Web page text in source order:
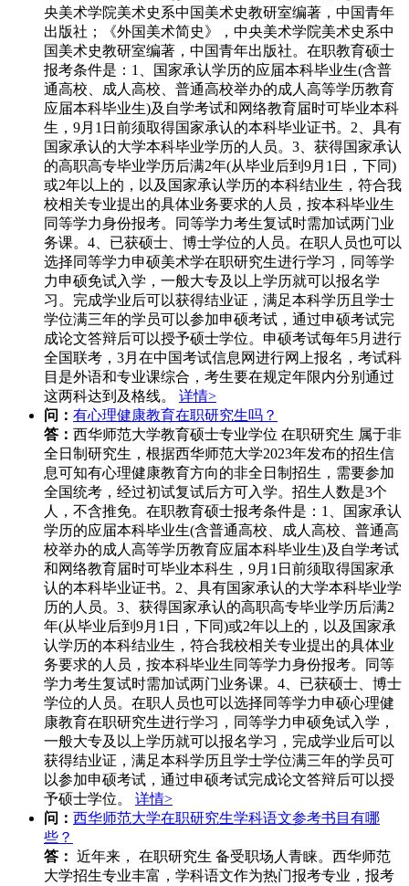
央美术学院美术史系中国美术史教研室编著，中国青年
出版社；《外国美术简史》，中央美术学院美术史系中
国美术史教研室编著，中国青年出版社。在职教育硕士
报考条件是：1、国家承认学历的应届本科毕业生(含普
通高校、成人高校、普通高校举办的成人高等学历教育
应届本科毕业生)及自学考试和网络教育届时可毕业本科
生，9月1日前须取得国家承认的本科毕业证书。2、具有
国家承认的大学本科毕业学历的人员。3、获得国家承认
的高职高专毕业学历后满2年(从毕业后到9月1日，下同)
或2年以上的，以及国家承认学历的本科结业生，符合我
校相关专业提出的具体业务要求的人员，按本科毕业生
同等学力身份报考。同等学力考生复试时需加试两门业
务课。4、已获硕士、博士学位的人员。在职人员也可以
选择同等学力申硕美术学在职研究生进行学习，同等学
力申硕免试入学，一般大专及以上学历就可以报名学
习。完成学业后可以获得结业证，满足本科学历且学士
学位满三年的学员可以参加申硕考试，通过申硕考试完
成论文答辩后可以授予硕士学位。申硕考试每年5月进行
全国联考，3月在中国考试信息网进行网上报名，考试科
目是外语和专业课综合，考生要在规定年限内分别通过
这两科达到及格线。 详情>
问： 有心理健康教育在职研究生吗？
答： 西华师范大学教育硕士专业学位 在职研究生 属于非
全日制研究生，根据西华师范大学2023年发布的招生信
息可知有心理健康教育方向的非全日制招生，需要参加
全国统考，经过初试复试后方可入学。招生人数是3个
人，不含推免。在职教育硕士报考条件是：1、国家承认
学历的应届本科毕业生(含普通高校、成人高校、普通高
校举办的成人高等学历教育应届本科毕业生)及自学考试
和网络教育届时可毕业本科生，9月1日前须取得国家承
认的本科毕业证书。2、具有国家承认的大学本科毕业学
历的人员。3、获得国家承认的高职高专毕业学历后满2
年(从毕业后到9月1日，下同)或2年以上的，以及国家承
认学历的本科结业生，符合我校相关专业提出的具体业
务要求的人员，按本科毕业生同等学力身份报考。同等
学力考生复试时需加试两门业务课。4、已获硕士、博士
学位的人员。在职人员也可以选择同等学力申硕心理健
康教育在职研究生进行学习，同等学力申硕免试入学，
一般大专及以上学历就可以报名学习，完成学业后可以
获得结业证，满足本科学历且学士学位满三年的学员可
以参加申硕考试，通过申硕考试完成论文答辩后可以授
予硕士学位。 详情>
问： 西华师范大学在职研究生学科语文参考书目有哪
些？
答： 近年来， 在职研究生 备受职场人青睐。西华师范
大学招生专业丰富，学科语文作为热门报考专业，报考